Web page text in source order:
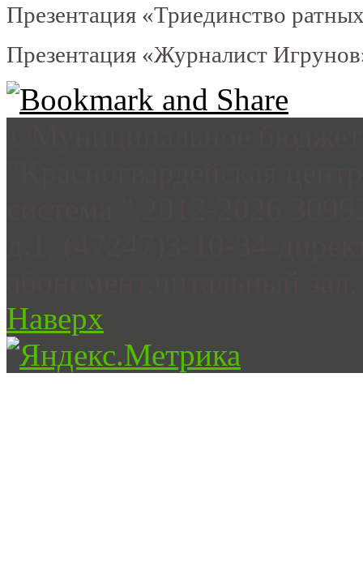
Презентация «Триединство
Презентация «Журналист
Наверх